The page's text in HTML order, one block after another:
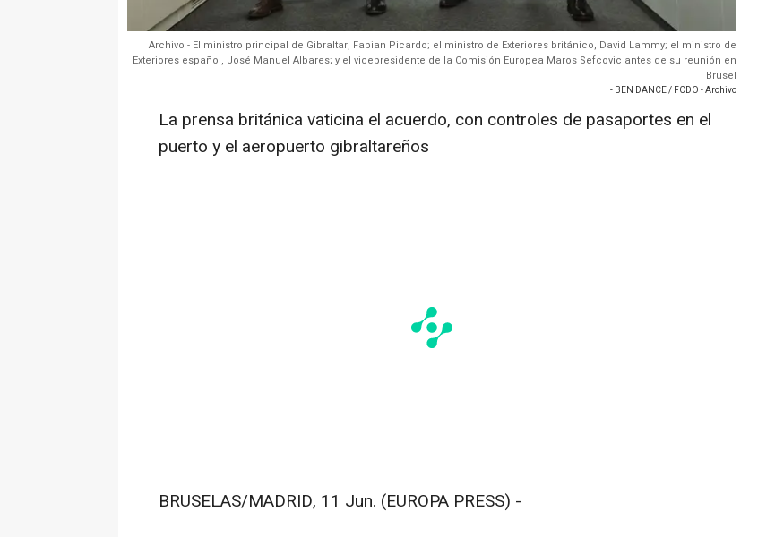
Archivo - El ministro principal de Gibraltar, Fabian Picardo; el ministro de Exteriores británico, David Lammy; el ministro de
Exteriores español, José Manuel Albares; y el vicepresidente de la Comisión Europea Maros Sefcovic antes de su reunión en
Brusel
- BEN DANCE / FCDO - Archivo
La prensa británica vaticina el acuerdo, con controles de pasaportes en el
puerto y el aeropuerto gibraltareños
BRUSELAS/MADRID, 11 Jun. (EUROPA PRESS) -